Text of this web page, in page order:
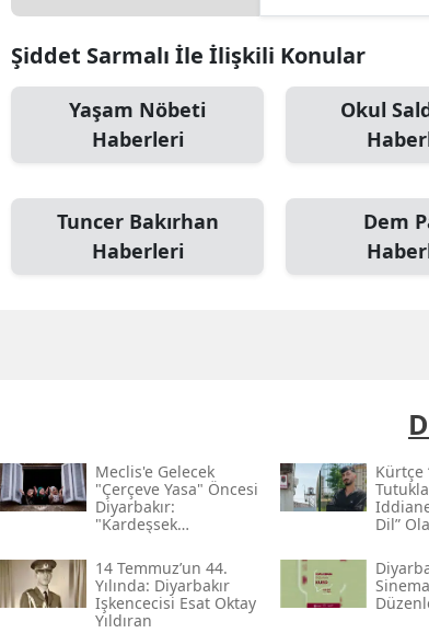
Şiddet Sarmalı İle İlişkili Konular
Yaşam Nöbeti
Haberleri
Okul
Tuncer Bakırhan
Haberleri
Dem
Meclis'e Gelecek
"çerçeve Yasa" Öncesi
Diyarbakır:
"kardeşsek
Kürtçe
Dil”
14 Temmuz’un 44.
Yılında: Diyarbakır
Işkencecisi Esat Oktay
Yıldıran